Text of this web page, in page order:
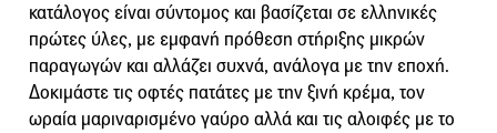
κατάλογος είναι σύντομος και βασίζεται σε ελληνικές
πρώτες ύλες, με εμφανή πρόθεση στήριξης μικρών
παραγωγών και αλλάζει συχνά, ανάλογα με την εποχή.
Δοκιμάστε τις οφτές πατάτες με την ξινή κρέμα, τον
ωραία μαριναρισμένο γαύρο αλλά και τις αλοιφές με το